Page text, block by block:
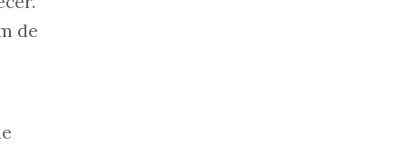
de